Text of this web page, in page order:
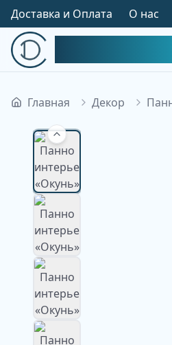
Доставка и Оплата О нас
Главная Декор
Изображение
недоступно
Изображение
недоступно